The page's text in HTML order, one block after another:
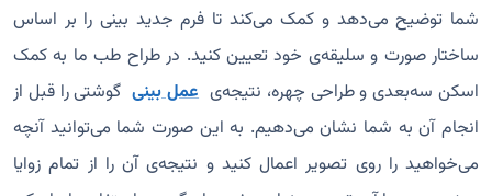
شما توضیح می‌دهد و کمک می‌کند تا فرم جدید بینی را بر اساس
ساختار صورت و سلیقه‌ی خود تعیین کنید. در طراح طب ما به کمک
اسکن سه‌بعدی و طراحی چهره، نتیجه‌ی عمل بینی گوشتی را قبل از
انجام آن به شما نشان می‌دهیم. به این صورت شما می‌توانید آنچه
می‌خواهید را روی تصویر اعمال کنید و نتیجه‌ی آن را از تمام زوایا